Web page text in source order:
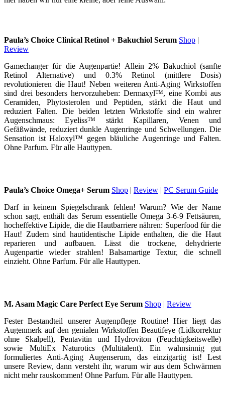
Paula’s Choice Clinical Retinol + Bakuchiol Serum Shop |
Review
Gamechanger für die Augenpartie! Allein 2% Bakuchiol (sanfte
Retinol Alternative) und 0.3% Retinol (mittlere Dosis)
revolutionieren die Haut! Neben weiteren Anti-Aging Wirkstoffen
sind drei besonders hervorzuheben: Dermaxyl™, eine Kombi aus
Ceramiden, Phytosterolen und Peptiden, stärkt die Haut und
reduziert Falten. Die beiden letzten Wirkstoffe sind ein wahrer
Augenschmaus: Eyeliss™ stärkt Kapillaren, Venen und
Gefäßwände, reduziert dunkle Augenringe und Schwellungen. Die
Sensation ist Haloxyl™ gegen bläuliche Augenringe und Falten.
Ohne Parfum. Für alle Hauttypen.
Paula’s Choice Omega+ Serum Shop | Review | PC Serum Guide
Darf in keinem Spiegelschrank fehlen! Warum? Wie der Name
schon sagt, enthält das Serum essentielle Omega 3-6-9 Fettsäuren,
hocheffektive Lipide, die die Hautbarriere nähren: Superfood für die
Haut! Zudem sind hautidentische Lipide enthalten, die die Haut
reparieren und aufbauen. Lässt die trockene, dehydrierte
Augenpartie wieder strahlen! Balsamartige Textur, die schnell
einzieht. Ohne Parfum. Für alle Hauttypen.
M. Asam Magic Care Perfect Eye Serum Shop | Review
Fester Bestandteil unserer Augenpflege Routine! Hier liegt das
Augenmerk auf den genialen Wirkstoffen Beautifeye (Lidkorrektur
ohne Skalpell), Pentavitin und Hydroviton (Feuchtigkeitswelle)
sowie MultiEx Naturotics (Multitalent). Ein wahnsinnig gut
formuliertes Anti-Aging Augenserum, das einzigartig ist! Lest
unsere Review, dann versteht ihr, warum wir aus dem Schwärmen
nicht mehr rauskommen! Ohne Parfum. Für alle Hauttypen.